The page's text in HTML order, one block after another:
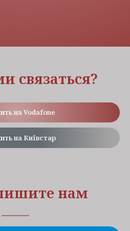
связаться?
на Vodafone
на Київстар
нам